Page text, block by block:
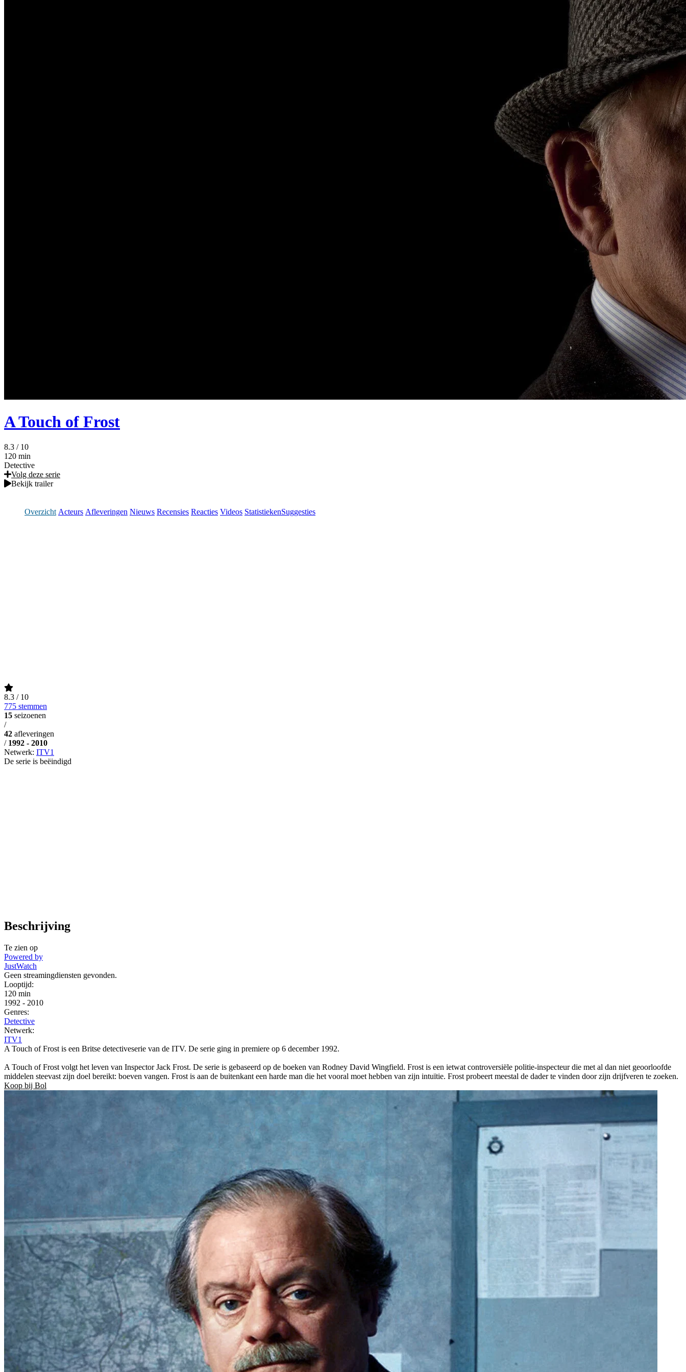
A Touch of Frost
8.3 / 10
120 min
Detective
Volg deze serie
Bekijk trailer
Overzicht Acteurs Afleveringen Nieuws Recensies Reacties Videos StatistiekenSuggesties
8.3 / 10
775 stemmen
15 seizoenen
/
42 afleveringen
/ 1992 - 2010
Netwerk: ITV1
De serie is beëindigd
Beschrijving
Te zien op
Powered by
JustWatch
Geen streamingdiensten gevonden.
Looptijd:
120 min
1992 - 2010
Genres:
Detective
Netwerk:
ITV1
A Touch of Frost is een Britse detectiveserie van de ITV. De serie ging in premiere op 6 december 1992.
A Touch of Frost volgt het leven van Inspector Jack Frost. De serie is gebaseerd op de boeken van Rodney David Wingfield. Frost is een ietwat controversiële politie-inspecteur die met al dan niet geoorloofde
middelen steevast zijn doel bereikt: boeven vangen. Frost is aan de buitenkant een harde man die het vooral moet hebben van zijn intuïtie. Frost probeert meestal de dader te vinden door zijn drijfveren te zoeken.
Koop bij Bol